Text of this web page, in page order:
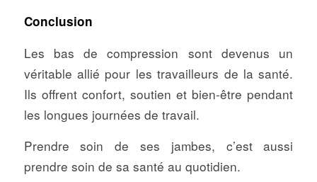
Conclusion
Les bas de compression sont devenus un
véritable allié pour les travailleurs de la santé.
Ils offrent confort, soutien et bien-être pendant
les longues journées de travail.
Prendre soin de ses jambes, c’est aussi
prendre soin de sa santé au quotidien.